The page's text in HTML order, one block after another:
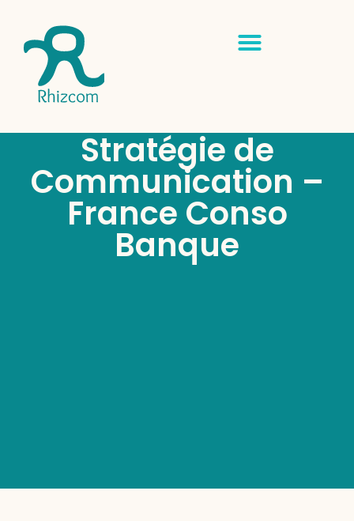
Stratégie de
Communication –
France Conso
Banque